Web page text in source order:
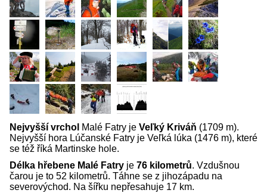
Nejvyšší vrchol Malé Fatry je Veľký Kriváň (1709 m).
Nejvyšší hora Lúčanské Fatry je Veľká lúka (1476 m), které
se též říká Martinske hole.
Délka hřebene Malé Fatry je 76 kilometrů. Vzdušnou
čarou je to 52 kilometrů. Táhne se z jihozápadu na
severovýchod. Na šířku nepřesahuje 17 km.